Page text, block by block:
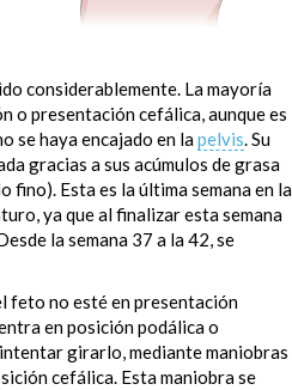
sobre el
aquí.
considerablemente. La mayoría
o presentación cefálica, aunque es
se haya encajado en lapelvis. Su
gracias a sus acúmulos de grasa
fino). Esta es la última semana en la
ya que al finalizar esta semana
la semana 37 a la 42, se
feto no esté en presentación
en posición podálica o
girarlo, mediante maniobras
cefálica. Esta maniobra se